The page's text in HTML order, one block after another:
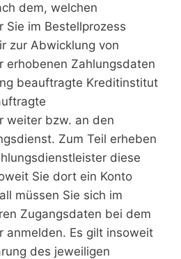
dem, welchen
Sie im Bestellprozess
zur Abwicklung von
erhobenen Zahlungsdaten
beauftragte Kreditinstitut
weiter bzw. an den
Zum Teil erheben
diese
Sie dort ein Konto
müssen Sie sich im
Zugangsdaten bei dem
anmelden. Es gilt insoweit
des jeweiligen